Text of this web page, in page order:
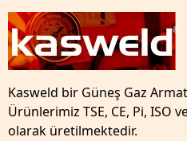
Kasweld bir Güneş Gaz
Ürünlerimiz TSE, CE, Pi, ISO
olarak üretilmektedir.